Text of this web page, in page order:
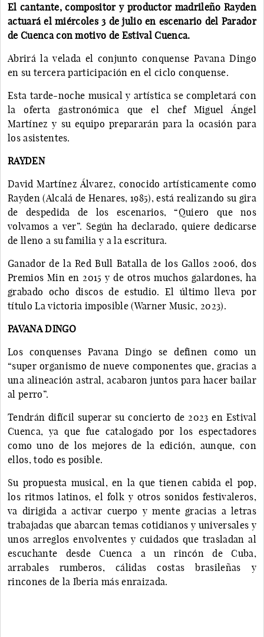
El cantante, compositor y productor madrileño Rayden
actuará el miércoles 3 de julio en escenario del Parador
de Cuenca con motivo de Estival Cuenca.
Abrirá la velada el conjunto conquense Pavana Dingo
en su tercera participación en el ciclo conquense.
Esta tarde-noche musical y artística se completará con
la oferta gastronómica que el chef Miguel Ángel
Martínez y su equipo prepararán para la ocasión para
los asistentes.
RAYDEN
David Martínez Álvarez, conocido artísticamente como
Rayden (Alcalá de Henares, 1985), está realizando su gira
de despedida de los escenarios, “Quiero que nos
volvamos a ver”. Según ha declarado, quiere dedicarse
de lleno a su familia y a la escritura.
Ganador de la Red Bull Batalla de los Gallos 2006, dos
Premios Min en 2015 y de otros muchos galardones, ha
grabado ocho discos de estudio. El último lleva por
título La victoria imposible (Warner Music, 2023).
PAVANA DINGO
Los conquenses Pavana Dingo se definen como un
“super organismo de nueve componentes que, gracias a
una alineación astral, acabaron juntos para hacer bailar
al perro”.
Tendrán difícil superar su concierto de 2023 en Estival
Cuenca, ya que fue catalogado por los espectadores
como uno de los mejores de la edición, aunque, con
ellos, todo es posible.
Su propuesta musical, en la que tienen cabida el pop,
los ritmos latinos, el folk y otros sonidos festivaleros,
va dirigida a activar cuerpo y mente gracias a letras
trabajadas que abarcan temas cotidianos y universales y
unos arreglos envolventes y cuidados que trasladan al
escuchante desde Cuenca a un rincón de Cuba,
arrabales rumberos, cálidas costas brasileñas y
rincones de la Iberia más enraizada.